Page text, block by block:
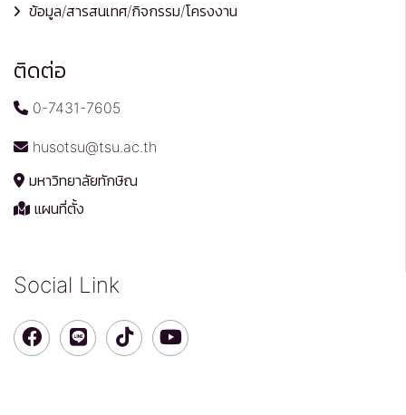
ข้อมูล/สารสนเทศ/กิจกรรม/โครงงาน
ติดต่อ
0-7431-7605
husotsu@tsu.ac.th
มหาวิทยาลัยทักษิณ
แผนที่ตั้ง
Social Link